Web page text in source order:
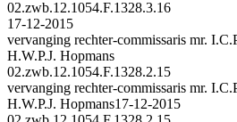
02.zwb.12.1054.F.1328.3.16
17-12-2015
vervanging rechter-commissaris mr.
H.W.P.J. Hopmans
02.zwb.12.1054.F.1328.2.15
vervanging rechter-commissaris mr.
H.W.P.J. Hopmans17-12-2015